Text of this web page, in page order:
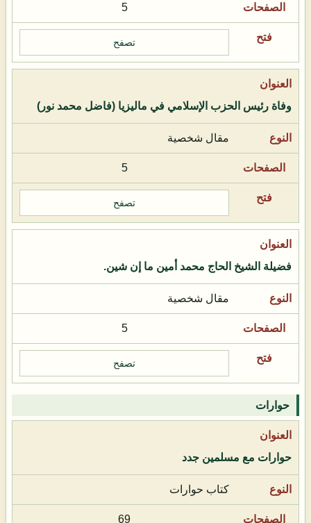
5
تصفح
وفاة رئيس الحزب الإسلامي في ماليزيا (فاضل محمد نور)
مقال شخصية
5
تصفح
فضيلة الشيخ الحاج محمد أمين ما إن شين.
مقال شخصية
5
تصفح
حوارات
حوارات مع مسلمين جدد
كتاب حوارات
69